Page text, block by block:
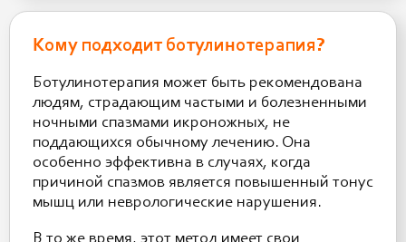
Кому подходит ботулинотерапия?
Ботулинотерапия может быть рекомендована
людям, страдающим частыми и болезненными
ночными спазмами икроножных, не
поддающихся обычному лечению. Она
особенно эффективна в случаях, когда
причиной спазмов является повышенный тонус
мышц или неврологические нарушения.